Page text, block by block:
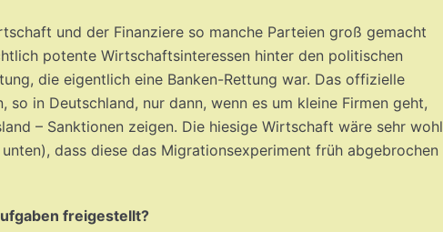
und der Finanziere so manche Parteien groß gemacht
potente Wirtschaftsinteressen hinter den politischen
die eigentlich eine Banken-Rettung war. Das offizielle
in Deutschland, nur dann, wenn es um kleine Firmen geht,
– Sanktionen zeigen. Die hiesige Wirtschaft wäre sehr wohl
dass diese das Migrationsexperiment früh abgebrochen
freigestellt?